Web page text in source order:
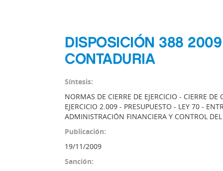
DISPOSICIÓN 388
CONTADURIA
Síntesis:
NORMAS DE CIERRE DE EJERCICIO - CIERRE
EJERCICIO 2.009 - PRESUPUESTO - LEY 70 -
ADMINISTRACIÓN FINANCIERA Y CONTROL
Publicación:
19/11/2009
Sanción: